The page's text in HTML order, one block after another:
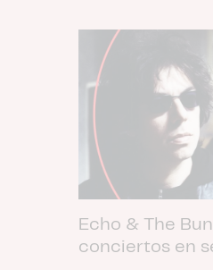
Echo & The
conciertos en